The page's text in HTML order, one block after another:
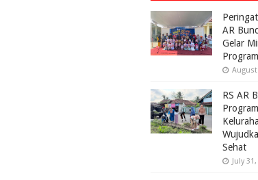
AR
Gelar
August
RS AR
Sehat
July